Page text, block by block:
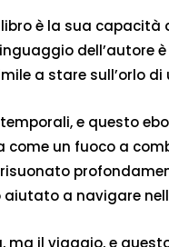
è la sua
a stare sull’orlo
e questo
un fuoco a
a navigare
ma il viaggio, e